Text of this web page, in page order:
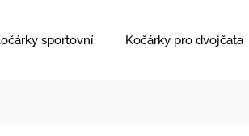
sportovní Kočárky pro dvojčata